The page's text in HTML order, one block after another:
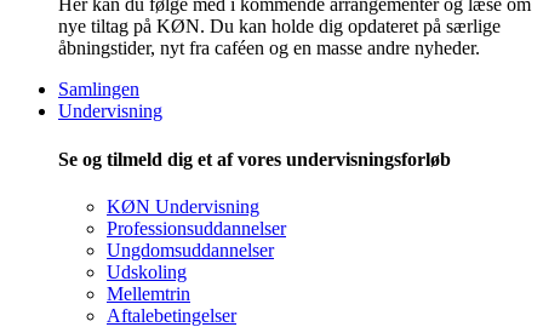
Her kan du følge med i kommende arrangementer og læse om
nye tiltag på KØN. Du kan holde dig opdateret på særlige
åbningstider, nyt fra caféen og en masse andre nyheder.
Samlingen
Undervisning
Se og tilmeld dig et af vores undervisningsforløb
KØN Undervisning
Professionsuddannelser
Ungdomsuddannelser
Udskoling
Mellemtrin
Aftalebetingelser